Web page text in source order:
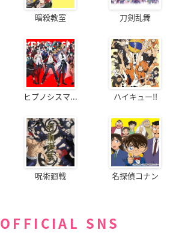
暗殺教室 刀剣乱舞
ヒプノシスマ... ハイキュー!!
呪術廻戦 名探偵コナン
OFFICIAL SNS